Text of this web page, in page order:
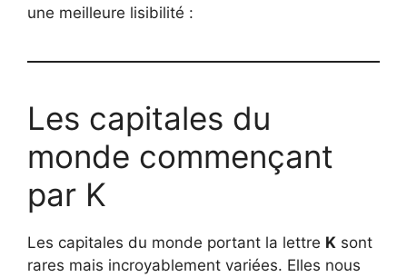
une meilleure lisibilité :
Les capitales du
monde commençant
par K
Les capitales du monde portant la lettre K sont
rares mais incroyablement variées. Elles nous